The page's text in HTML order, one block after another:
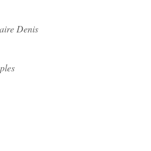
Denis